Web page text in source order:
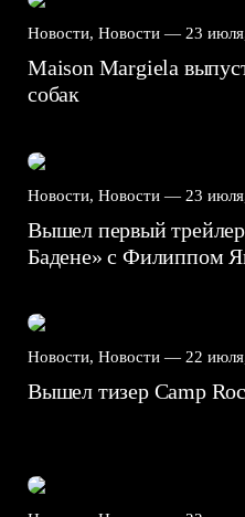
Новости, Новости — 23
Maison Margiela
собак
Новости, Новости — 23
Вышел первый
Бадене» с Филиппом
Новости, Новости — 22
Вышел тизер Camp